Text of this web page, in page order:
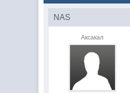
NAS
Аксакал